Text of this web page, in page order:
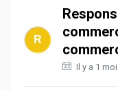
Il y a 1